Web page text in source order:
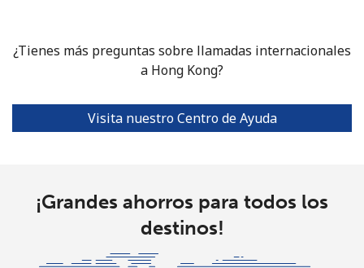
¿Tienes más preguntas sobre llamadas internacionales
a Hong Kong?
Visita nuestro Centro de Ayuda
¡Grandes ahorros para todos los
destinos!